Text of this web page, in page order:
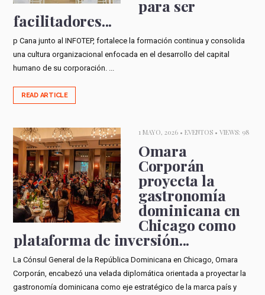
para ser
facilitadores...
p Cana junto al INFOTEP, fortalece la formación continua y consolida
una cultura organizacional enfocada en el desarrollo del capital
humano de su corporación. ...
READ ARTICLE
1 MAYO, 2026 • EVENTOS• VIEWS: 98
Omara
Corporán
proyecta la
gastronomía
dominicana en
Chicago como
plataforma de inversión...
La Cónsul General de la República Dominicana en Chicago, Omara
Corporán, encabezó una velada diplomática orientada a proyectar la
gastronomía dominicana como eje estratégico de la marca país y